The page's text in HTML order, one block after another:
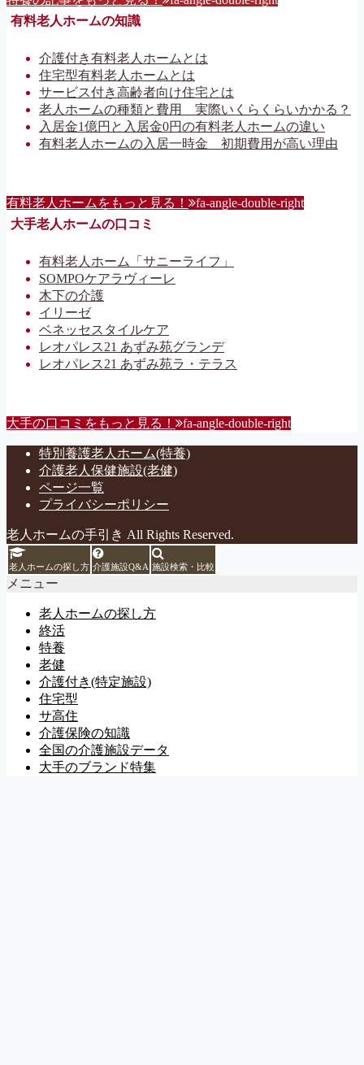
有料老人ホームの知識
介護付き有料老人ホームとは
住宅型有料老人ホームとは
サービス付き高齢者向け住宅とは
老人ホームの種類と費用 実際いくらくらいかかる？
入居金1億円と入居金0円の有料老人ホームの違い
有料老人ホームの入居一時金 初期費用が高い理由
有料老人ホームをもっと見る！ fa-angle-double-right
大手老人ホームの口コミ
有料老人ホーム「サニーライフ」
SOMPOケアラヴィーレ
木下の介護
イリーゼ
ベネッセスタイルケア
レオパレス21 あずみ苑グランデ
レオパレス21 あずみ苑ラ・テラス
大手の口コミをもっと見る！ fa-angle-double-right
特別養護老人ホーム(特養)
介護老人保健施設(老健)
ページ一覧
プライバシーポリシー
老人ホームの手引き All Rights Reserved.
老人ホームの探し方 介護施設Q&A 施設検索・比較
メニュー
老人ホームの探し方
終活
特養
老健
介護付き(特定施設)
住宅型
サ高住
介護保険の知識
全国の介護施設データ
大手のブランド特集